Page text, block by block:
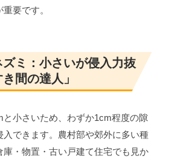
要です。
ミ：小さいが侵入力抜
間の達人」
と小さいため、わずか1cm程度の隙
入できます。農村部や郊外に多い種
庫・物置・古い戸建て住宅でも見か